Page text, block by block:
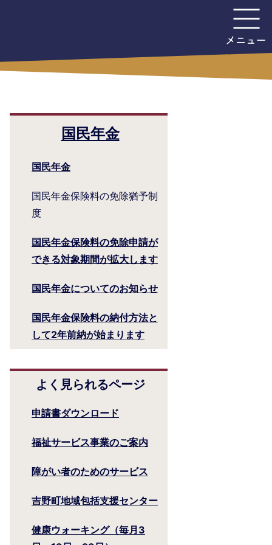
国民年金
国民年金
国民年金保険料の免除猶予制
度
国民年金保険料の免除申請が
できる対象期間が拡大します
国民年金についてのお知らせ
国民年金保険料の納付方法と
して2年前納が始まります
よく見られるページ
申請書ダウンロード
福祉サービス事業のご案内
障がい者のためのサービス
吉野町地域包括支援センター
健康ウォーキング（毎月3